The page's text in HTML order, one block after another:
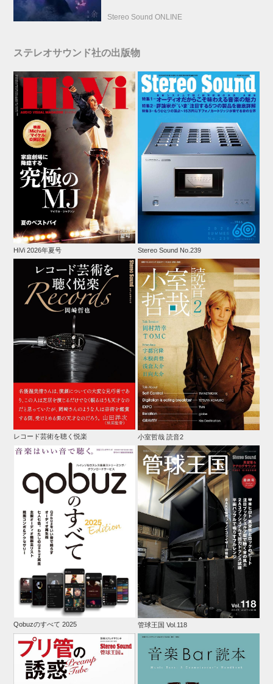
Stereo Sound ONLINE
ステレオサウンド社の出版物
HiVi 2026年夏号 Stereo Sound No.239
レコード芸術を聴く悦楽 小室哲哉 読音2
Qobuzのすべて 2025 管球王国 Vol.118